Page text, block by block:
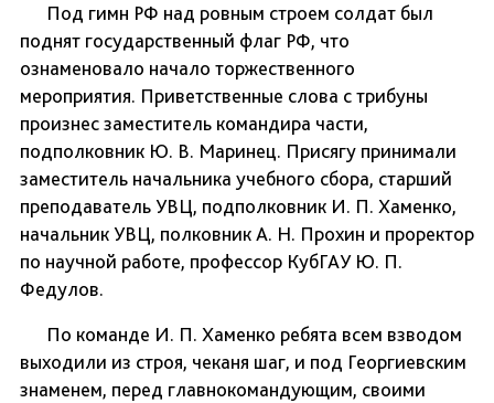
Под гимн РФ над ровным строем солдат был
поднят государственный флаг РФ, что
ознаменовало начало торжественного
мероприятия. Приветственные слова с трибуны
произнес заместитель командира части,
подполковник Ю. В. Маринец. Присягу принимали
заместитель начальника учебного сбора, старший
преподаватель УВЦ, подполковник И. П. Хаменко,
начальник УВЦ, полковник А. Н. Прохин и проректор
по научной работе, профессор КубГАУ Ю. П.
Федулов.
По команде И. П. Хаменко ребята всем взводом
выходили из строя, чеканя шаг, и под Георгиевским
знаменем, перед главнокомандующим, своими